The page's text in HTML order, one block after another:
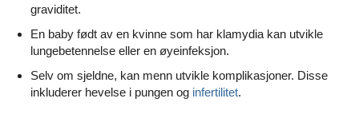
graviditet.
En baby født av en kvinne som har klamydia kan utvikle
lungebetennelse eller en øyeinfeksjon.
Selv om sjeldne, kan menn utvikle komplikasjoner. Disse
inkluderer hevelse i pungen og infertilitet.